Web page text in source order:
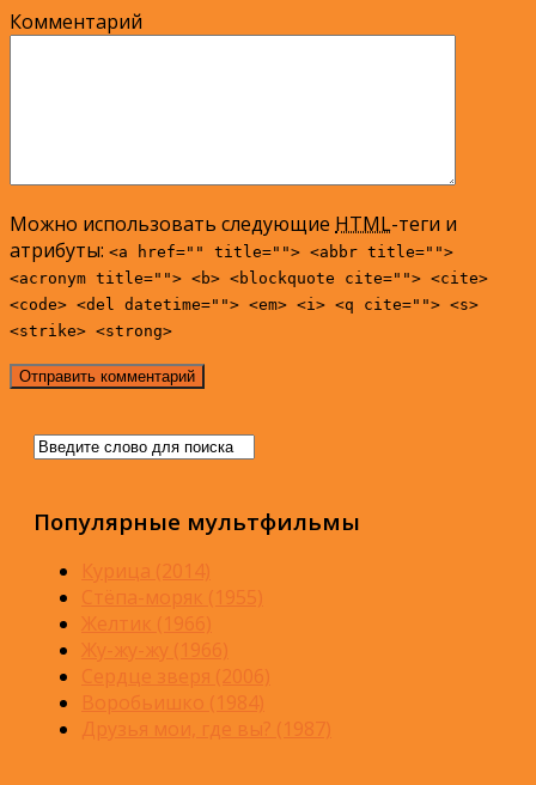
Комментарий
Можно использовать следующие HTML-теги и
атрибуты: <a href="" title=""> <abbr title="">
<acronym title=""> <b> <blockquote cite=""> <cite>
<code> <del datetime=""> <em> <i> <q cite=""> <s>
<strike> <strong>
Популярные мультфильмы
Курица (2014)
Стёпа-моряк (1955)
Желтик (1966)
Жу-жу-жу (1966)
Сердце зверя (2006)
Воробьишко (1984)
Друзья мои, где вы? (1987)